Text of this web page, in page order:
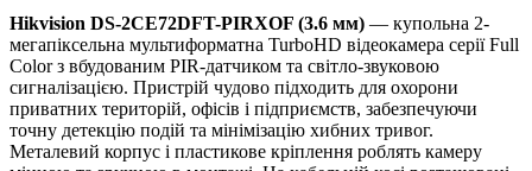
Hikvision DS-2CE72DFT-PIRXOF (3.6 мм) — купольна 2-
мегапіксельна мультиформатна TurboHD відеокамера серії Full
Color з вбудованим PIR-датчиком та світло-звуковою
сигналізацією. Пристрій чудово підходить для охорони
приватних територій, офісів і підприємств, забезпечуючи
точну детекцію подій та мінімізацію хибних тривог.
Металевий корпус і пластикове кріплення роблять камеру